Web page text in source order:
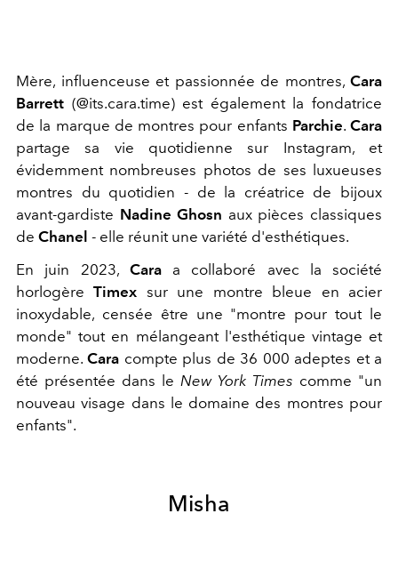
Mère, influenceuse et passionnée de montres, Cara
Barrett (@its.cara.time) est également la fondatrice
de la marque de montres pour enfants Parchie. Cara
partage sa vie quotidienne sur Instagram, et
évidemment nombreuses photos de ses luxueuses
montres du quotidien - de la créatrice de bijoux
avant-gardiste Nadine Ghosn aux pièces classiques
de Chanel - elle réunit une variété d'esthétiques.
En juin 2023, Caraa collaboré avec la société
horlogèreTimex sur une montre bleue en acier
inoxydable, censée être une "montre pour tout le
monde" tout en mélangeant l'esthétique vintage et
moderne.Cara compte plus de 36 000 adeptes et a
été présentée dans le New York Times comme "un
nouveau visage dans le domaine des montres pour
enfants".
Misha